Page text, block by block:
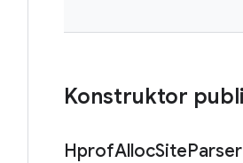
Konstruktor
HprofAllocSiteParser